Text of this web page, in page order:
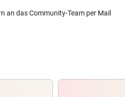
an das Community-Team per Mail